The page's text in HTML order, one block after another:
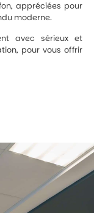
appréciées pour
moderne.
avec sérieux et
pour vous offrir